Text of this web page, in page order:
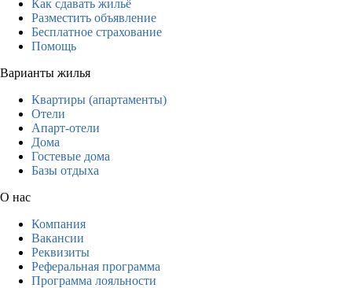
Как сдавать жильё
Разместить объявление
Бесплатное страхование
Помощь
Варианты жилья
Квартиры (апартаменты)
Отели
Апарт-отели
Дома
Гостевые дома
Базы отдыха
О нас
Компания
Вакансии
Реквизиты
Реферальная программа
Программа лояльности